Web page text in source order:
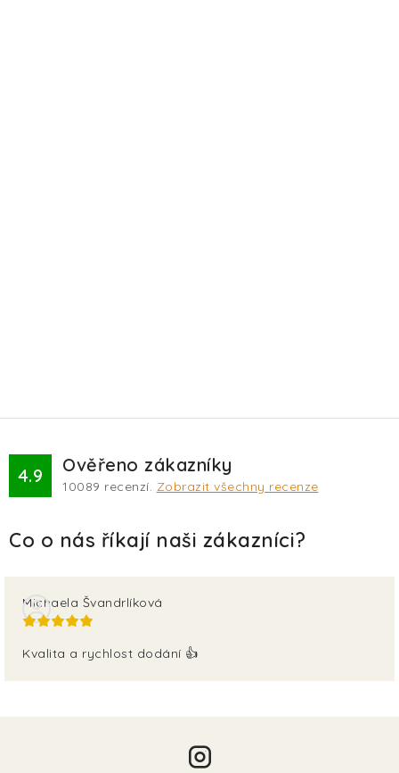
4.9 Ověřeno zákazníky
10089 recenzí. Zobrazit všechny recenze
Michaela Švandrlíková
Kvalita a rychlost dodání 👍